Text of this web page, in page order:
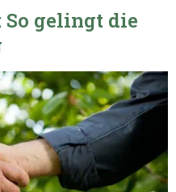
So gelingt die